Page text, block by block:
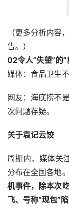
（更多分析内容
告。）
02令人“失望”的“
媒体：食品卫生
网友：海底捞不
次问题存疑。
关于袁记云饺
周期内，媒体关
分布在全国各地
机事件，除本次
飞、号称“现包”